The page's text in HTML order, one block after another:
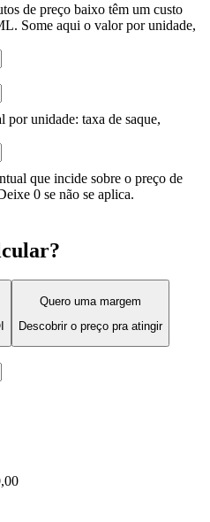
de preço baixo têm um custo
Some aqui o valor por unidade,
por unidade: taxa de saque,
que incide sobre o preço de
0 se não se aplica.
Quero uma margem
Descobrir o preço pra atingir